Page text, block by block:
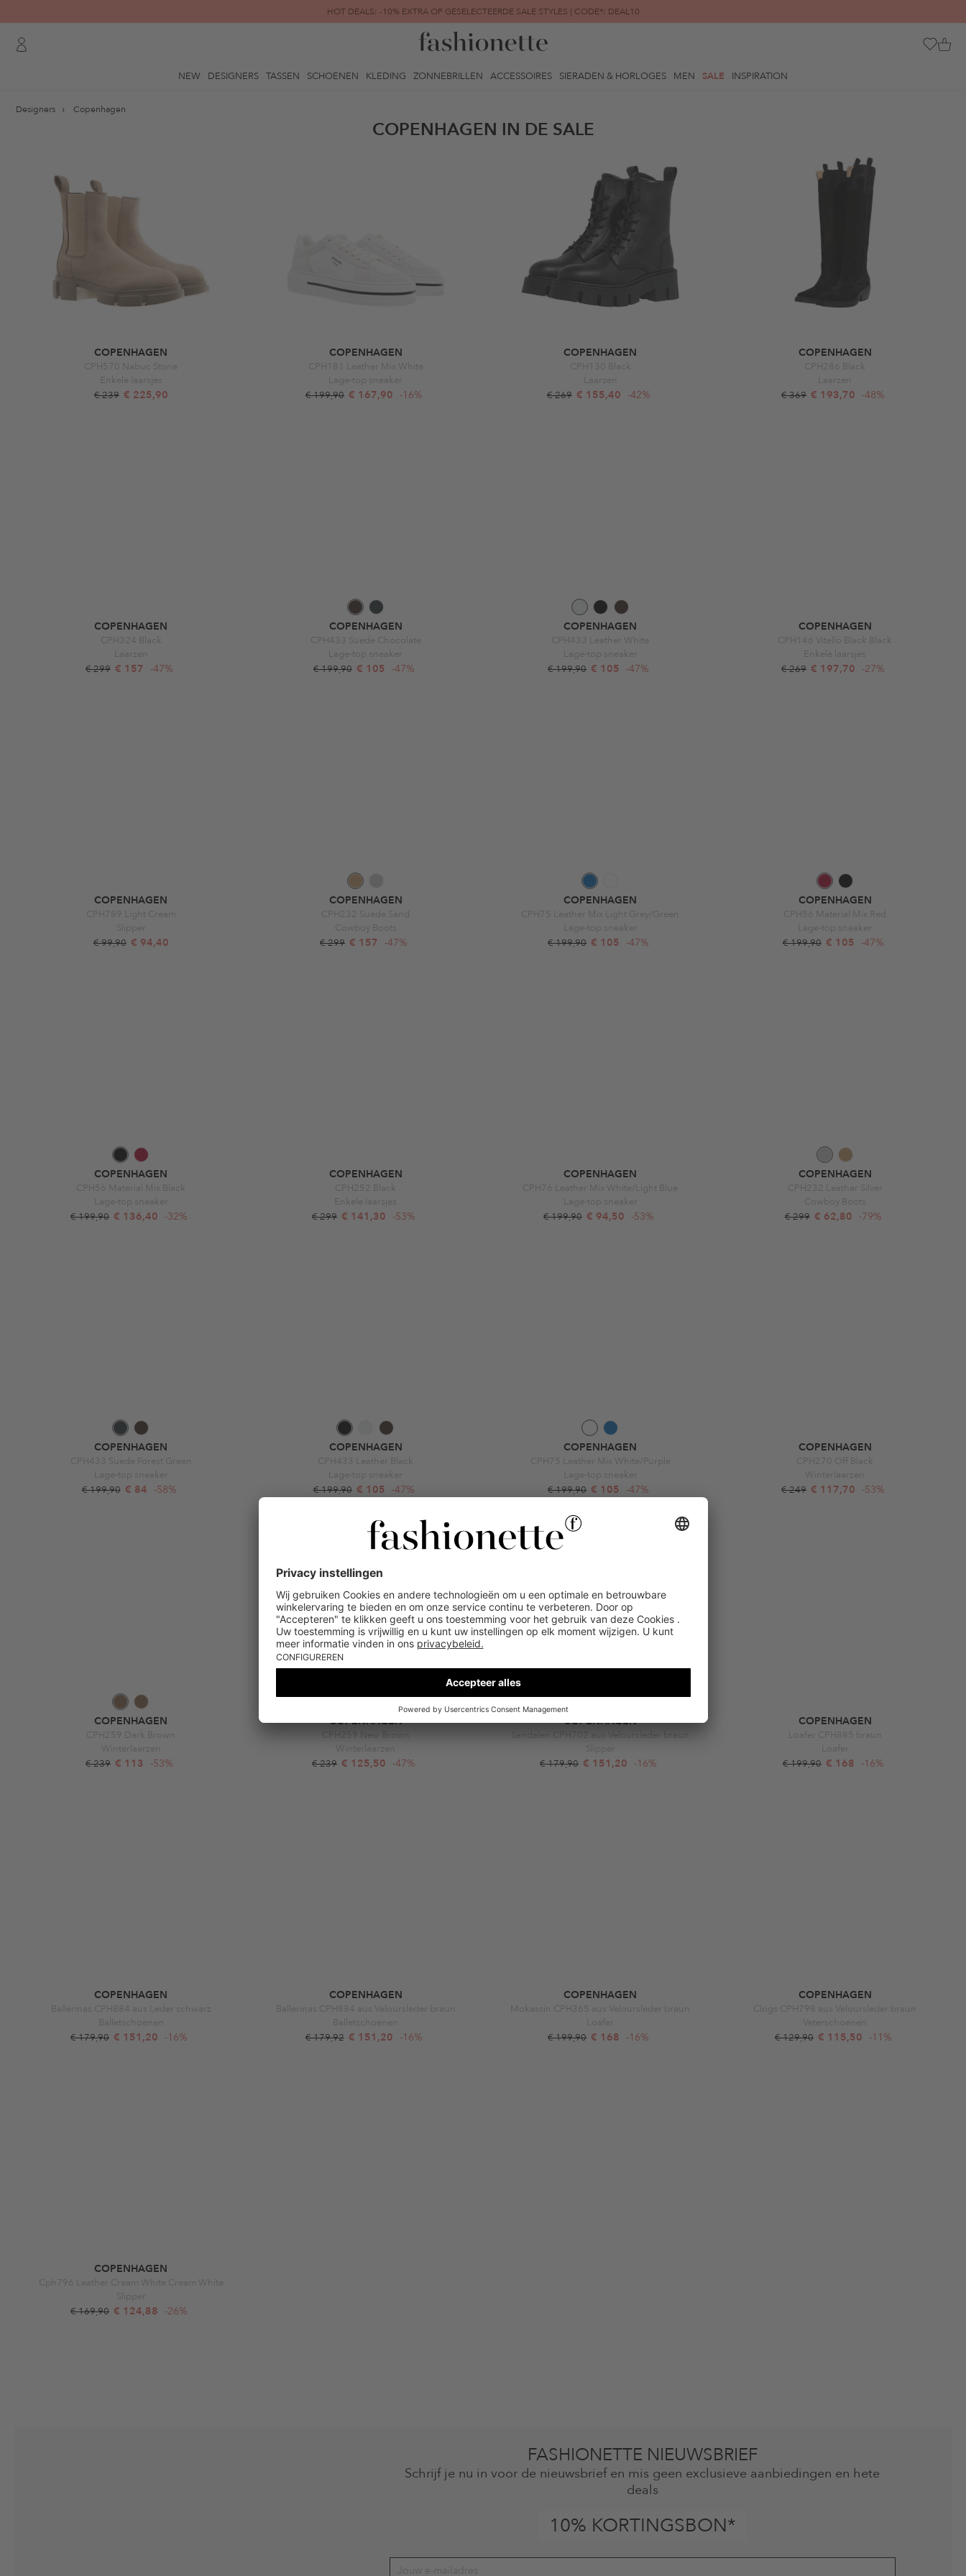
HOT DEALS: -10% EXTRA OP GESELECTEERDE SALE STYLES | CODE*: DEAL10
FINAL SALE | TOT -80% GEREDUCEERD
NEW DESIGNERS TASSEN SCHOENEN KLEDING ZONNEBRILLEN ACCESSOIRES SIERADEN & HORLOGES MEN SALE INSPIRATION
Designers Copenhagen
COPENHAGEN IN DE SALE
COPENHAGEN
CPH570 Nabuc Stone
Enkele laarsjes
€ 239 € 225,90
COPENHAGEN
CPH181 Leather Mix White
Lage-top sneaker
€ 199,90 € 167,90 -16%
COPENHAGEN
CPH130 Black
Laarzen
€ 269 € 155,40 -42%
COPENHAGEN
CPH286 Black
Laarzen
€ 369 € 193,70 -48%
COPENHAGEN
CPH324 Black
Laarzen
€ 299 € 157 -47%
COPENHAGEN
CPH433 Suede Chocolate
Lage-top sneaker
€ 199,90 € 105 -47%
COPENHAGEN
CPH433 Leather White
Lage-top sneaker
€ 199,90 € 105 -47%
COPENHAGEN
CPH146 Vitello Black Black
Enkele laarsjes
€ 269 € 197,70 -27%
COPENHAGEN
CPH789 Light Cream
Slipper
€ 99,90 € 94,40
COPENHAGEN
CPH232 Suede Sand
Cowboy Boots
€ 299 € 157 -47%
COPENHAGEN
CPH75 Leather Mix Light Grey/Green
Lage-top sneaker
€ 199,90 € 105 -47%
COPENHAGEN
CPH56 Material Mix Red
Lage-top sneaker
€ 199,90 € 105 -47%
COPENHAGEN
CPH56 Material Mix Black
Lage-top sneaker
€ 199,90 € 136,40 -32%
COPENHAGEN
CPH252 Black
Enkele laarsjes
€ 299 € 141,30 -53%
COPENHAGEN
CPH76 Leather Mix White/Light Blue
Lage-top sneaker
€ 199,90 € 94,50 -53%
COPENHAGEN
CPH232 Leather Silver
Cowboy Boots
€ 299 € 62,80 -79%
COPENHAGEN
CPH433 Suede Forest Green
Lage-top sneaker
€ 199,90 € 84 -58%
COPENHAGEN
CPH433 Leather Black
Lage-top sneaker
€ 199,90 € 105 -47%
COPENHAGEN
CPH75 Leather Mix White/Purple
Lage-top sneaker
€ 199,90 € 105 -47%
COPENHAGEN
CPH270 Off Black
Winterlaarzen
€ 249 € 117,70 -53%
COPENHAGEN
CPH259 Dark Brown
Winterlaarzen
€ 239 € 113 -53%
COPENHAGEN
CPH259 New Brown
Winterlaarzen
€ 239 € 125,50 -47%
COPENHAGEN
Sandalen CPH702 aus Veloursleder braun
Slipper
€ 179,90 € 151,20 -16%
COPENHAGEN
Loafer CPH885 braun
Loafer
€ 199,90 € 168 -16%
COPENHAGEN
Ballerinas CPH884 aus Leder schwarz
Balletschoenen
€ 179,90 € 151,20 -16%
COPENHAGEN
Ballerinas CPH884 aus Veloursleder braun
Balletschoenen
€ 179,92 € 151,20 -16%
COPENHAGEN
Mokassin CPH365 aus Veloursleder braun
Loafer
€ 199,90 € 168 -16%
COPENHAGEN
Clogs CPH798 aus Veloursleder braun
Veterschoenen
€ 129,90 € 115,50 -11%
COPENHAGEN
Cph796 Leather Cream White Cream White
Slipper
€ 169,90 € 124,88 -26%
FASHIONETTE NIEUWSBRIEF
Schrijf je nu in voor de nieuwsbrief en mis geen exclusieve aanbiedingen en hete
deals
10% KORTINGSBON*